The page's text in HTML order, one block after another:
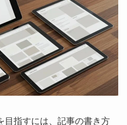
目指すには、記事の書き方